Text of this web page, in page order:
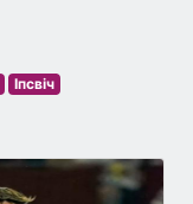
Іпсвіч